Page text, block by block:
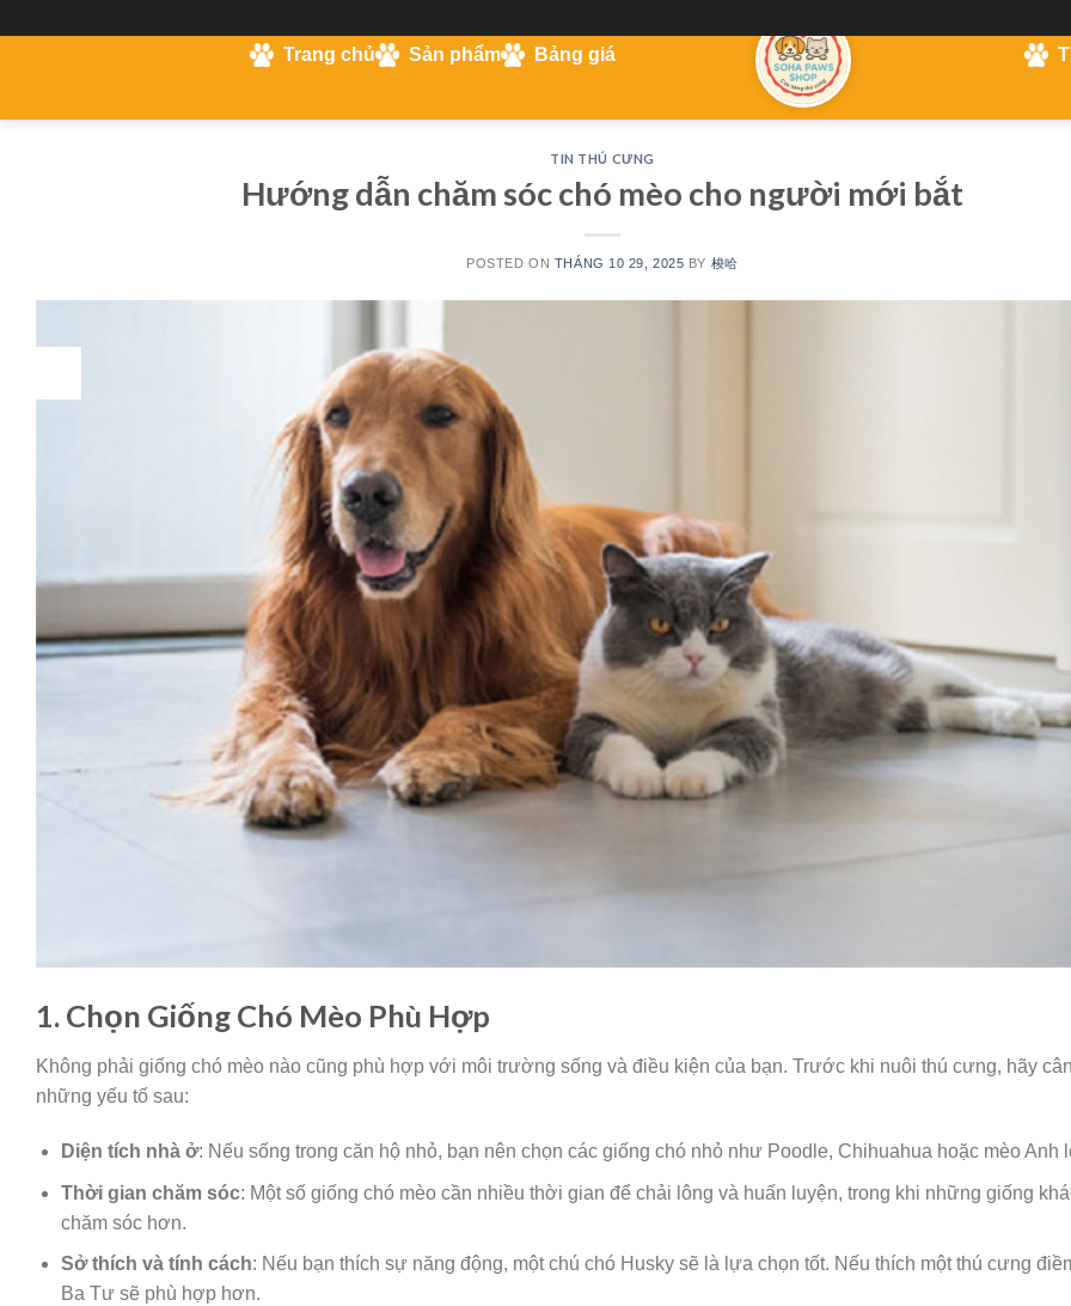
Trang chủ Sản phẩm Bảng giá
TIN THÚ CƯNG
Hướng dẫn chăm sóc chó mèo cho người mới bắt
POSTED ON THÁNG 10 29, 2025 BY 梭哈
1. Chọn Giống Chó Mèo Phù Hợp
Không phải giống chó mèo nào cũng phù hợp với môi trường sống và điều kiện của bạn. Trước khi nuôi thú cưng, hãy
những yếu tố sau:
Diện tích nhà ở: Nếu sống trong căn hộ nhỏ, bạn nên chọn các giống chó nhỏ như Poodle, Chihuahua hoặc mèo Anh
Thời gian chăm sóc: Một số giống chó mèo cần nhiều thời gian để chải lông và huấn luyện, trong khi những giống
chăm sóc hơn.
Sở thích và tính cách: Nếu bạn thích sự năng động, một chú chó Husky sẽ là lựa chọn tốt. Nếu thích một thú cưng
Ba Tư sẽ phù hợp hơn.